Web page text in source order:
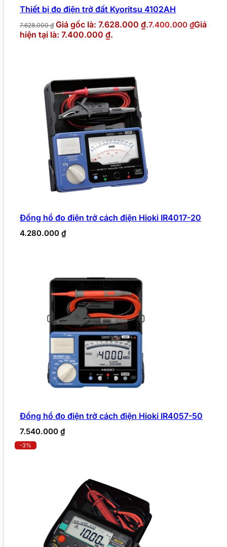
Thiết bị đo điện trở đất Kyoritsu 4102AH
7.628.000₫ Giá gốc là: 7.628.000 ₫.7.400.000 ₫Giá
hiện tại là: 7.400.000 ₫.
Đồng hồ đo điện trở cách điện Hioki IR4017-20
4.280.000 ₫
Đồng hồ đo điện trở cách điện Hioki IR4057-50
7.540.000 ₫
-3%